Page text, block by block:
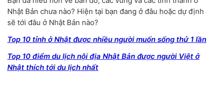
Nhật Bản chưa nào? Hiện tại bạn đang ở đâu hoặc dự định
sẽ tới đâu ở Nhật Bản nào?
Top 10 tỉnh ở Nhật được nhiều người muốn sống thử 1 lần
Top 10 điểm du lịch nội địa Nhật Bản được người Việt ở
Nhật thích tới du lịch nhất